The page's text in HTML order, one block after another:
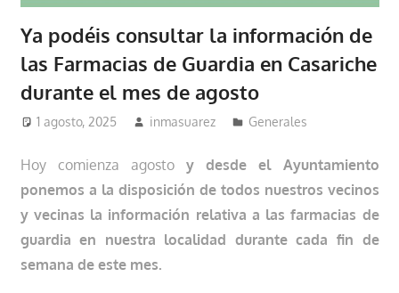
Ya podéis consultar la información de
las Farmacias de Guardia en Casariche
durante el mes de agosto
1 agosto, 2025 inmasuarez Generales
Hoy comienza agosto y desde el Ayuntamiento
ponemos a la disposición de todos nuestros vecinos
y vecinas la información relativa a las farmacias de
guardia en nuestra localidad durante cada fin de
semana de este mes.